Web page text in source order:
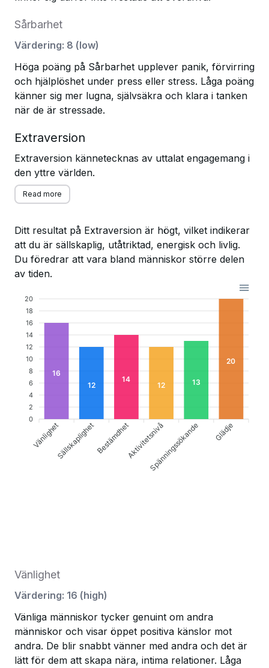
Sårbarhet
Värdering: 8 (low)
Höga poäng på Sårbarhet upplever panik, förvirring
och hjälplöshet under press eller stress. Låga poäng
känner sig mer lugna, självsäkra och klara i tanken
när de är stressade.
Extraversion
Extraversion kännetecknas av uttalat engagemang i
den yttre världen.
Read more
Ditt resultat på Extraversion är högt, vilket indikerar
att du är sällskaplig, utåtriktad, energisk och livlig.
Du föredrar att vara bland människor större delen
av tiden.
20
18
16
14
12
10
8
6
4
2
0
16
12
14
12 13
20
VänlighetSällskaplighetBestämdhetAktivitetsnivåSpänningssökande Glädje
Vänlighet
Värdering: 16 (high)
Vänliga människor tycker genuint om andra
människor och visar öppet positiva känslor mot
andra. De blir snabbt vänner med andra och det är
lätt för dem att skapa nära, intima relationer. Låga